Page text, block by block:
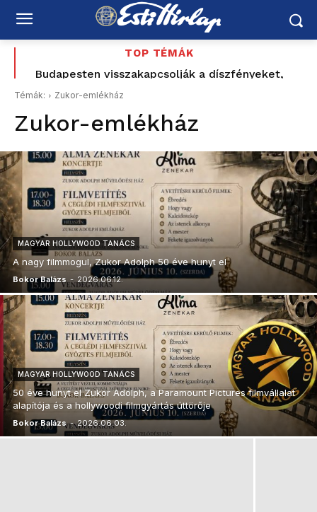
TOP TÉMÁK
Budapesten visszakapcsolják a díszfényeket,
Romániában továbbra is súlyos az energiahelyzet
Témák: Zukor-emlékház
Zukor-emlékház
MAGYAR HOLLYWOOD TANÁCS
A nagy filmmogul, Zukor Adolph 50 éve hunyt el
Bokor Balázs - 2026.06.12.
MAGYAR HOLLYWOOD TANÁCS
50 éve hunyt el Zukor Adolph, a Paramount Pictures filmvállalat
alapítója és a hollywoodi filmgyártás úttörője
Bokor Balázs - 2026.06.03.